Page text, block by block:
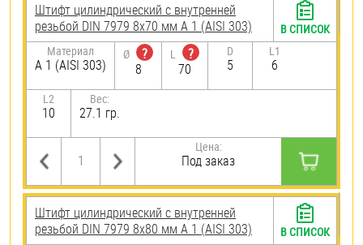
Штифт цилиндрический с внутренней
резьбой DIN 7979 8х70 мм А 1 (AISI 303)
Материал
А 1 (AISI 303)
Ø
?
8
L
?
70
D
5
L1
6
L2
10
Вес:
27.1 гр.
Цена:
Под заказ
В СПИСОК
Штифт цилиндрический с внутренней
резьбой DIN 7979 8х80 мм А 1 (AISI 303)
В СПИСОК